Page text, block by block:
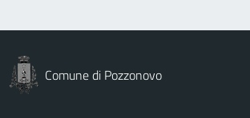
Comune di Pozzonovo